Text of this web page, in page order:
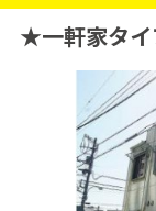
★一軒家タ